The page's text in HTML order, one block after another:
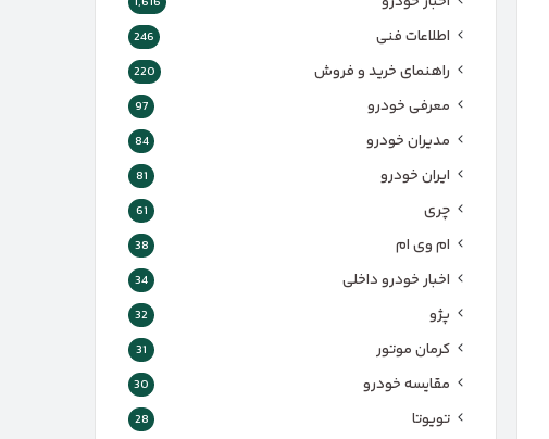
اطلاعات فنی 246
راهنمای خرید و فروش 220
معرفی خودرو 97
مدیران خودرو 84
ایران خودرو 81
چری 61
ام وی ام 38
اخبار خودرو داخلی 34
پژو 32
کرمان موتور 31
مقایسه خودرو 30
تویوتا 28